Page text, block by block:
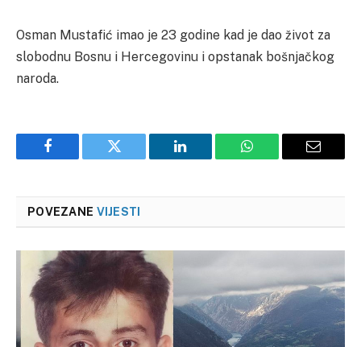
Osman Mustafić imao je 23 godine kad je dao život za
slobodnu Bosnu i Hercegovinu i opstanak bošnjačkog
naroda.
Facebook Twitter LinkedIn WhatsApp Email
POVEZANE VIJESTI